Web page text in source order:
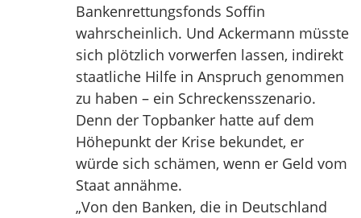
Bankenrettungsfonds Soffin
wahrscheinlich. Und Ackermann müsste
sich plötzlich vorwerfen lassen, indirekt
staatliche Hilfe in Anspruch genommen
zu haben – ein Schreckensszenario.
Denn der Topbanker hatte auf dem
Höhepunkt der Krise bekundet, er
würde sich schämen, wenn er Geld vom
Staat annähme.
„Von den Banken, die in Deutschland